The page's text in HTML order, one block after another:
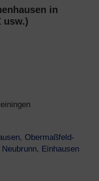
in
usw.)
, Obermaßfeld-
Neubrunn, Einhausen